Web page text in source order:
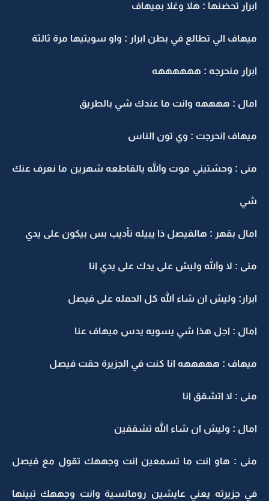
ابرار تحضنها : هلا وغلا بميهاف
ميهاف الي تطالع في بطن ابرار : واو سويتيها مرة ثالثة
ابرار منحرجه : ههههههه
امال : ههههه وانت ما عندك شي بالطريق
ميهاف انحرجت : وي تون الناس
منى : وحشتيني موت والله يالقاطعه شهرين ما نعرف عنك
شي
امال بقهر : هالفيصل ذا يبيله تأديب بس بيكون على يدي
منى : لا والله وليش على يدك على يدي انا
ابرار: وليش ان شاء الله كل الحمله على فيصل
امال : اجل هذا شي يسويه يدس ميهاف عنا
ميهاف : هههههه انا كنت في الجزيرة حقت فيصل
منى : لا اتشقق انا
امال : وليش ان شاء الله تشققين
منى : هاو انت ما تسمعين انت وجههك تقول مع فيصل
في جزيرته يعني عايشين رومانسية وانت وجههك تبينها